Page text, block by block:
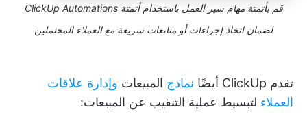
قم بأتمتة مهام سير العمل باستخدام أتمتة ClickUp Automations
لضمان اتخاذ إجراءات أو متابعات سريعة مع العملاء المحتملين
تقدم ClickUp أيضًا نماذج المبيعات وإدارة علاقات
العملاء لتبسيط عملية التنقيب عن المبيعات: